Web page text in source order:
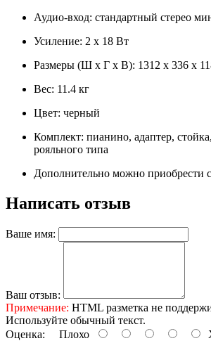
Аудио-вход: стандартный стерео
Усиление: 2 х 18 Вт
Размеры (Ш x Г x В): 1312 х 336 х
Вес: 11.4 кг
Цвет: черный
Комплект: пианино, адаптер,
рояльного типа
Дополнительно можно приобрести
Написать отзыв
Ваше имя:
Ваш отзыв:
Примечание: HTML разметка не
Используйте обычный текст.
Оценка: Плохо